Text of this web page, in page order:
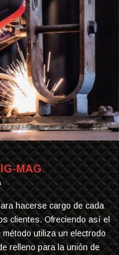
MAG
hacerse cargo de cada
clientes. Ofreciendo así el
utiliza un electrodo
relleno para la unión de